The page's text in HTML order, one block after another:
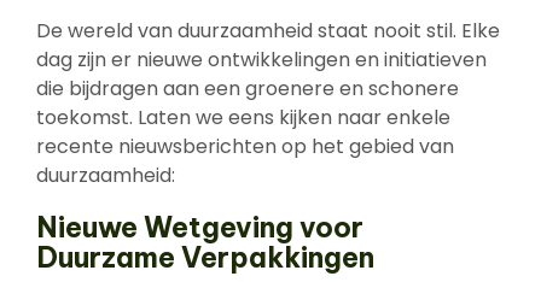
De wereld van duurzaamheid staat nooit stil. Elke
dag zijn er nieuwe ontwikkelingen en initiatieven
die bijdragen aan een groenere en schonere
toekomst. Laten we eens kijken naar enkele
recente nieuwsberichten op het gebied van
duurzaamheid:
Nieuwe Wetgeving voor
Duurzame Verpakkingen